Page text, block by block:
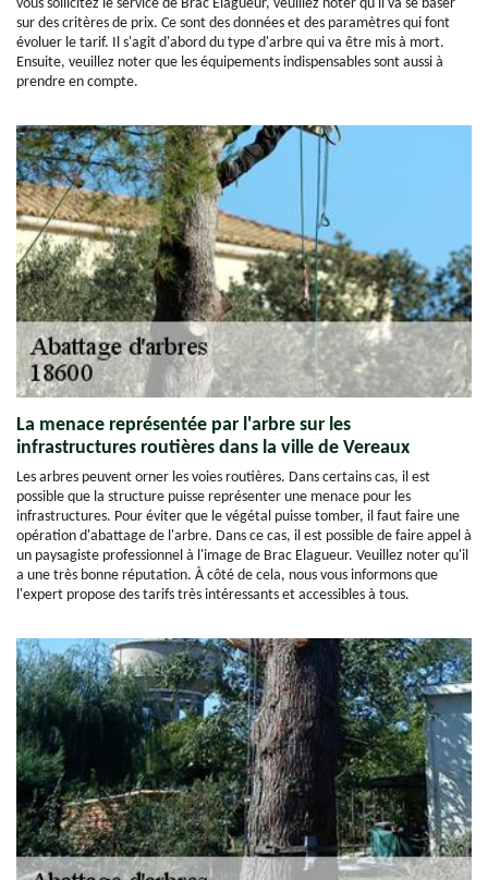
vous sollicitez le service de Brac Elagueur, veuillez noter qu'il va se baser
sur des critères de prix. Ce sont des données et des paramètres qui font
évoluer le tarif. Il s'agit d'abord du type d'arbre qui va être mis à mort.
Ensuite, veuillez noter que les équipements indispensables sont aussi à
prendre en compte.
La menace représentée par l'arbre sur les
infrastructures routières dans la ville de Vereaux
Les arbres peuvent orner les voies routières. Dans certains cas, il est
possible que la structure puisse représenter une menace pour les
infrastructures. Pour éviter que le végétal puisse tomber, il faut faire une
opération d'abattage de l'arbre. Dans ce cas, il est possible de faire appel à
un paysagiste professionnel à l'image de Brac Elagueur. Veuillez noter qu'il
a une très bonne réputation. À côté de cela, nous vous informons que
l'expert propose des tarifs très intéressants et accessibles à tous.